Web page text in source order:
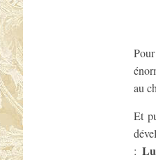
au
Et
: